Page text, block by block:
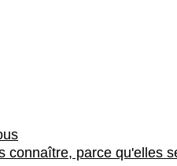
connaître, parce qu'elles